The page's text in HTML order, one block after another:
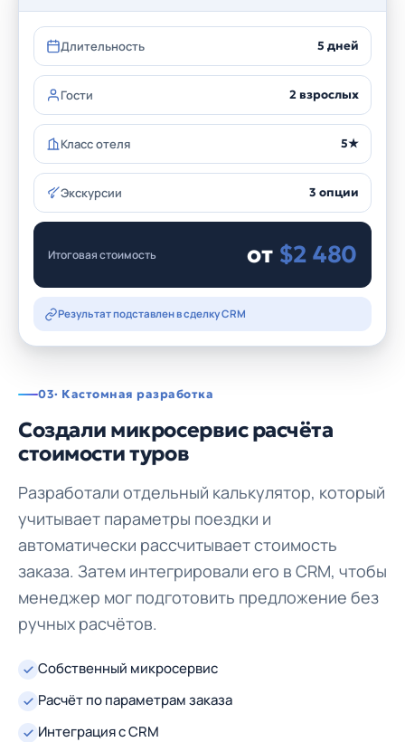
03· Кастомная разработка
Создали микросервис расчёта
стоимости туров
Разработали отдельный калькулятор, который
учитывает параметры поездки и
автоматически рассчитывает стоимость
заказа. Затем интегрировали его в CRM, чтобы
менеджер мог подготовить предложение без
ручных расчётов.
Собственный микросервис
Расчёт по параметрам заказа
Интеграция с CRM
Длительность 5 дней
Гости 2 взрослых
Класс отеля 5★
Экскурсии 3 опции
Итоговая стоимость от $2 480
Результат подставлен в сделку CRM